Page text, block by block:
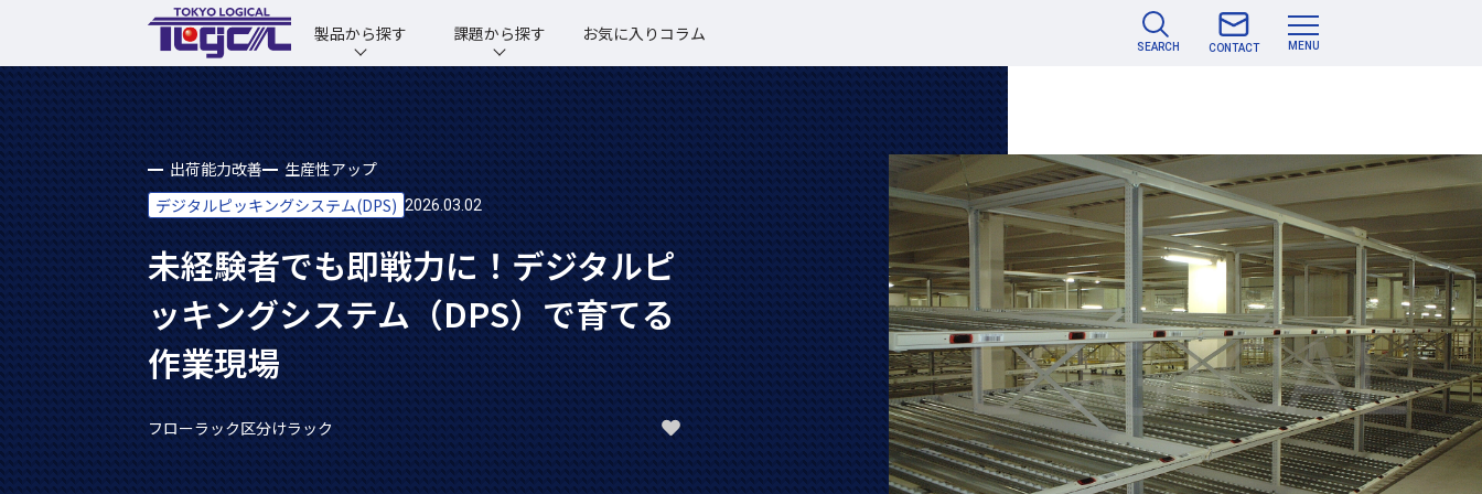
製品から探す 課題から探す お気に入りコラム
SEARCH CONTACT MENU
出荷能力改善
生産性アップ
デジタルピッキングシステム(DPS) 2026.03.02
未経験者でも即戦力に！デジタルピ
ッキングシステム（DPS）で育てる
作業現場
フローラック区分けラック